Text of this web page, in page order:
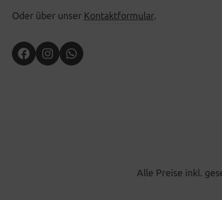
Oder über unser Kontaktformular.
Alle Preise inkl.